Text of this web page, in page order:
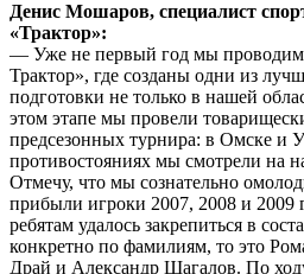
Денис Мошаров, специалист
«Трактор»:
— Уже не первый год мы
Трактор», где созданы одни из
подготовки не только в нашей
этом этапе мы провели
предсезонных турнира: в Омске и
противостояниях мы смотрели на
Отмечу, что мы сознательно
прибыли игроки 2007, 2008 и 2009
ребятам удалось закрепиться в
конкретно по фамилиям, то это
Драй и Александр Шагалов. По